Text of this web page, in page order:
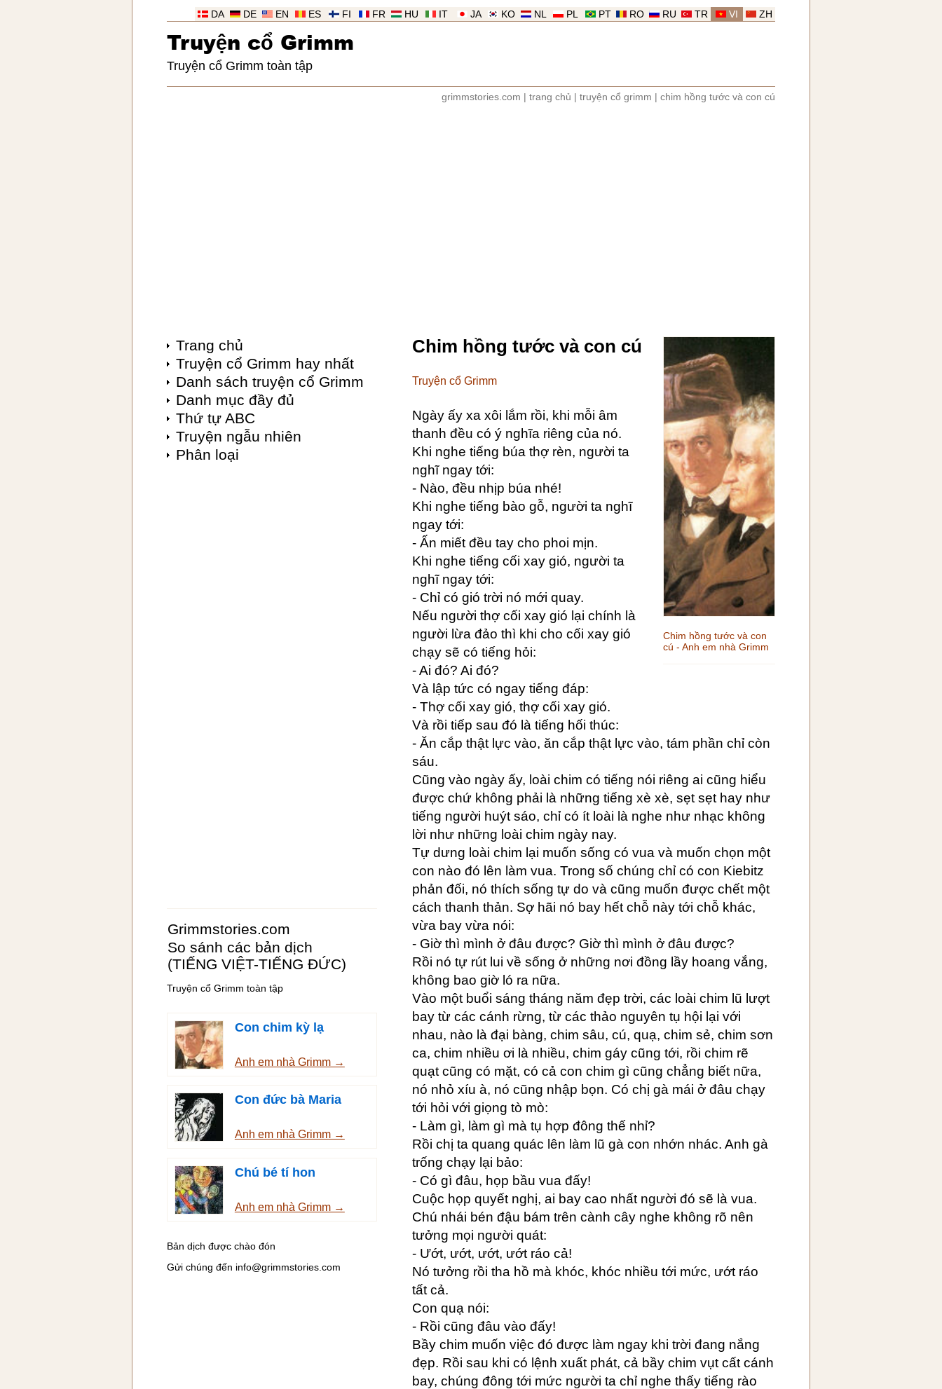
ZH
VI
TR
RU
RO
PT
PL
NL
KO
JA
IT
HU
FR
FI
ES
EN
DE
DA
Truyện cổ Grimm
Truyện cổ Grimm toàn tập
grimmstories.com trang chủ truyện cổ grimm chim hồng tước và con cú
Trang chủ
Truyện cổ Grimm hay nhất
Danh sách truyện cổ Grimm
Danh mục đầy đủ
Thứ tự ABC
Truyện ngẫu nhiên
Phân loại
Grimmstories.com
So sánh các bản dịch
(TIẾNG VIỆT-TIẾNG ĐỨC)
Truyện cổ Grimm toàn tập
Con chim kỳ lạ
Anh em nhà Grimm →
Con đức bà Maria
Anh em nhà Grimm →
Chú bé tí hon
Anh em nhà Grimm →
Bản dịch được chào đón
Gửi chúng đến info@grimmstories.com
Chim hồng tước và con
cú - Anh em nhà Grimm
Chim hồng tước và con cú
Truyện cổ Grimm
Ngày ấy xa xôi lắm rồi, khi mỗi âm
thanh đều có ý nghĩa riêng của nó.
Khi nghe tiếng búa thợ rèn, người ta
nghĩ ngay tới:
- Nào, đều nhịp búa nhé!
Khi nghe tiếng bào gỗ, người ta nghĩ
ngay tới:
- Ấn miết đều tay cho phoi mịn.
Khi nghe tiếng cối xay gió, người ta
nghĩ ngay tới:
- Chỉ có gió trời nó mới quay.
Nếu người thợ cối xay gió lại chính là
người lừa đảo thì khi cho cối xay gió
chạy sẽ có tiếng hỏi:
- Ai đó? Ai đó?
Và lập tức có ngay tiếng đáp:
- Thợ cối xay gió, thợ cối xay gió.
Và rồi tiếp sau đó là tiếng hối thúc:
- Ăn cắp thật lực vào, ăn cắp thật lực vào, tám phần chỉ còn
sáu.
Cũng vào ngày ấy, loài chim có tiếng nói riêng ai cũng hiểu
được chứ không phải là những tiếng xè xè, sẹt sẹt hay như
tiếng người huýt sáo, chỉ có ít loài là nghe như nhạc không
lời như những loài chim ngày nay.
Tự dưng loài chim lại muốn sống có vua và muốn chọn một
con nào đó lên làm vua. Trong số chúng chỉ có con Kiebitz
phản đối, nó thích sống tự do và cũng muốn được chết một
cách thanh thản. Sợ hãi nó bay hết chỗ này tới chỗ khác,
vừa bay vừa nói:
- Giờ thì mình ở đâu được? Giờ thì mình ở đâu được?
Rồi nó tự rút lui về sống ở những nơi đồng lầy hoang vắng,
không bao giờ ló ra nữa.
Vào một buổi sáng tháng năm đẹp trời, các loài chim lũ lượt
bay từ các cánh rừng, từ các thảo nguyên tụ hội lại với
nhau, nào là đại bàng, chim sâu, cú, quạ, chim sẻ, chim sơn
ca, chim nhiều ơi là nhiều, chim gáy cũng tới, rồi chim rẽ
quạt cũng có mặt, có cả con chim gì cũng chẳng biết nữa,
nó nhỏ xíu à, nó cũng nhập bọn. Có chị gà mái ở đâu chạy
tới hỏi với giọng tò mò:
- Làm gì, làm gì mà tụ hợp đông thế nhỉ?
Rồi chị ta quang quác lên làm lũ gà con nhớn nhác. Anh gà
trống chạy lại bảo:
- Có gì đâu, họp bầu vua đấy!
Cuộc họp quyết nghị, ai bay cao nhất người đó sẽ là vua.
Chú nhái bén đậu bám trên cành cây nghe không rõ nên
tưởng mọi người quát:
- Ướt, ướt, ướt, ướt ráo cả!
Nó tưởng rồi tha hồ mà khóc, khóc nhiều tới mức, ướt ráo
tất cả.
Con quạ nói:
- Rồi cũng đâu vào đấy!
Bầy chim muốn việc đó được làm ngay khi trời đang nắng
đẹp. Rồi sau khi có lệnh xuất phát, cả bầy chim vụt cất cánh
bay, chúng đông tới mức người ta chỉ nghe thấy tiếng rào